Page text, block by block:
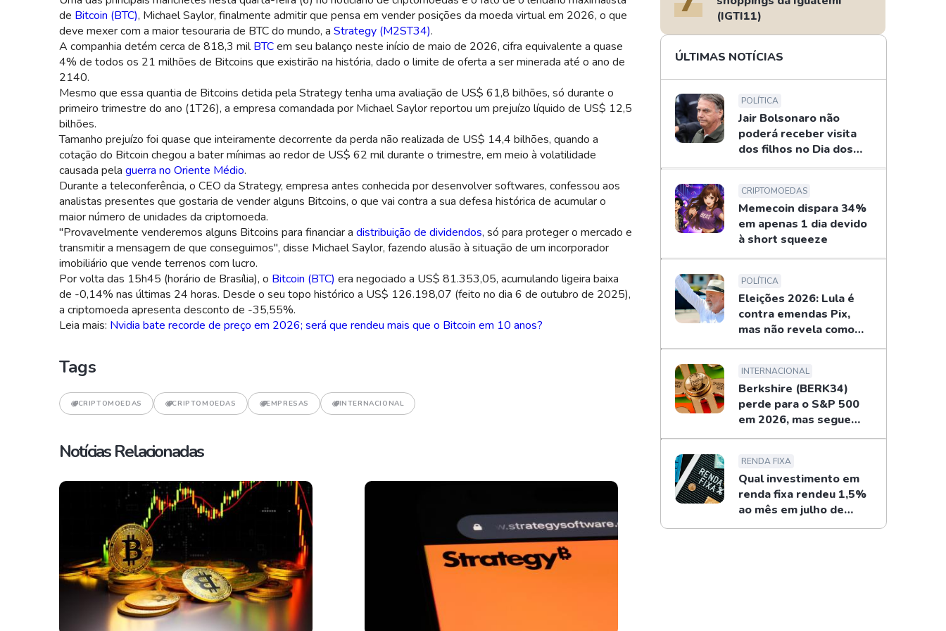
de Bitcoin (BTC), Michael Saylor, finalmente admitir que pensa em vender posições da moeda virtual em 2026, o que
deve mexer com a maior tesouraria de BTC do mundo, a Strategy (M2ST34).
A companhia detém cerca de 818,3 milBTCem seu balanço neste início de maio de 2026, cifra equivalente a quase
4% de todos os 21 milhões de Bitcoins que existirão na história, dado o limite de oferta a ser minerada até o ano de
2140.
Mesmo que essa quantia de Bitcoins detida pela Strategy tenha uma avaliação de US$ 61,8 bilhões, só durante o
primeiro trimestre do ano (1T26), a empresa comandada por Michael Saylor reportou um prejuízo líquido de US$ 12,5
bilhões.
Tamanho prejuízo foi quase que inteiramente decorrente da perda não realizada de US$ 14,4 bilhões, quando a
cotação do Bitcoin chegou a bater mínimas ao redor de US$ 62 mil durante o trimestre, em meio à volatilidade
causada pela guerra no Oriente Médio.
Durante a teleconferência, o CEO da Strategy, empresa antes conhecida por desenvolver softwares, confessou aos
analistas presentes que gostaria de vender alguns Bitcoins, o que vai contra a sua defesa histórica de acumular o
maior número de unidades da criptomoeda.
"Provavelmente venderemos alguns Bitcoins para financiar a distribuição de dividendos, só para proteger o mercado e
transmitir a mensagem de que conseguimos", disse Michael Saylor, fazendo alusão à situação de um incorporador
imobiliário que vende terrenos com lucro.
Por volta das 15h45 (horário de Brasília), o Bitcoin (BTC) era negociado a US$ 81.353,05, acumulando ligeira baixa
de -0,14% nas últimas 24 horas. Desde o seu topo histórico a US$ 126.198,07 (feito no dia 6 de outubro de 2025),
a criptomoeda apresenta desconto de -35,55%.
Leia mais: Nvidia bate recorde de preço em 2026; será que rendeu mais que o Bitcoin em 10 anos?
Tags
CRIPTOMOEDAS CRIPTOMOEDAS EMPRESAS INTERNACIONAL
Notícias Relacionadas
(IGTI11)
ÚLTIMAS NOTÍCIAS
POLÍTICA
Jair Bolsonaro não
poderá receber visita
dos filhos no Dia dos
Pais
CRIPTOMOEDAS
Memecoin dispara 34%
em apenas 1 dia devido
à short squeeze
POLÍTICA
Eleições 2026: Lula é
contra emendas Pix,
mas não revela como
combaterá
INTERNACIONAL
Berkshire (BERK34)
perde para o S&P 500
em 2026, mas segue
recompras de Buffett
RENDA FIXA
Qual investimento em
renda fixa rendeu 1,5%
ao mês em julho de
2026?